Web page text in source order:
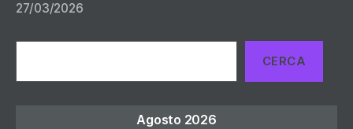
27/03/2026
CERCA
Agosto 2026